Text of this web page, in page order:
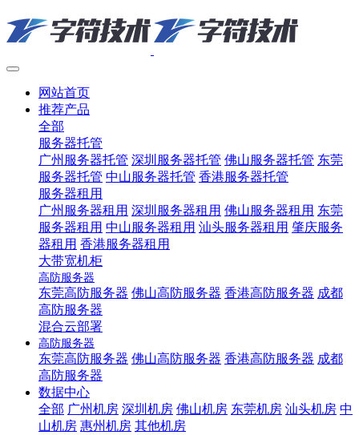
网站首页
推荐产品
全部
服务器托管
广州服务器托管 深圳服务器托管 佛山服务器托管 东莞
服务器托管 中山服务器托管 香港服务器托管
服务器租用
广州服务器租用 深圳服务器租用 佛山服务器租用 东莞
服务器租用 中山服务器租用 汕头服务器租用 肇庆服务
器租用 香港服务器租用
大带宽机柜
高防服务器
东莞高防服务器 佛山高防服务器 香港高防服务器 成都
高防服务器
混合云部署
高防服务器
东莞高防服务器 佛山高防服务器 香港高防服务器 成都
高防服务器
数据中心
全部 广州机房 深圳机房 佛山机房 东莞机房 汕头机房 中
山机房 惠州机房 其他机房